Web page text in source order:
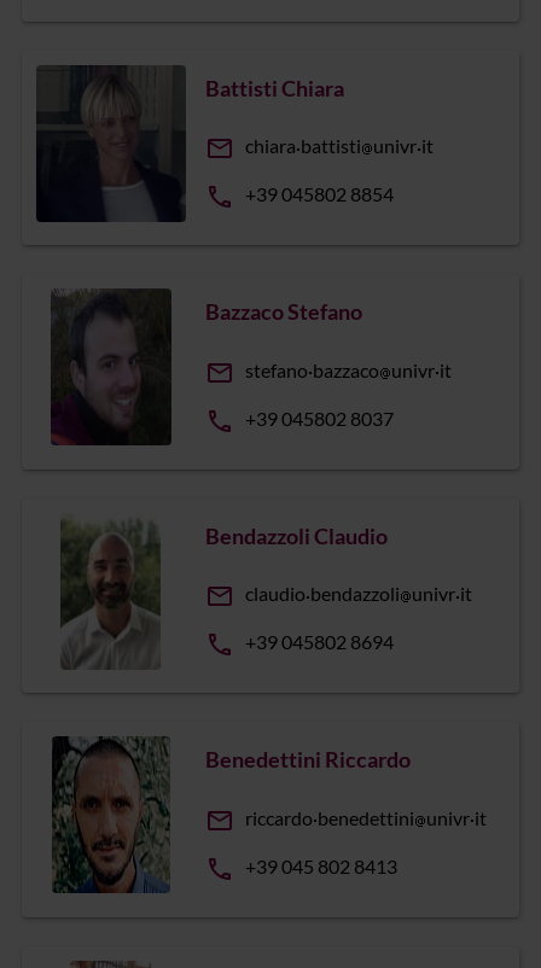
Battisti Chiara
email chiara battisti univr it
phone +39 045802 8854
Bazzaco Stefano
email stefano bazzaco univr it
phone +39 045802 8037
Bendazzoli Claudio
email claudio bendazzoli univr it
phone +39 045802 8694
Benedettini Riccardo
email riccardo benedettini univr it
phone +39 045 802 8413